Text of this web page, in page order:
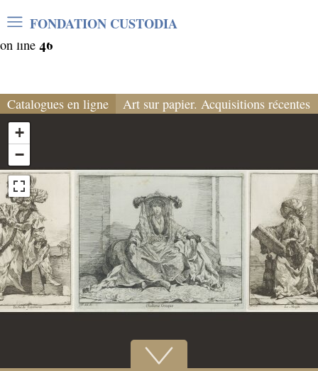
Warning: Undefined array key "var_mode" in
/home/clients/06cf3fb6db0bf3383064f508e4e3b220/
on line 46
FONDATION CUSTODIA
Catalogues en ligne Art sur papier. Acquisitions récentes
+
−